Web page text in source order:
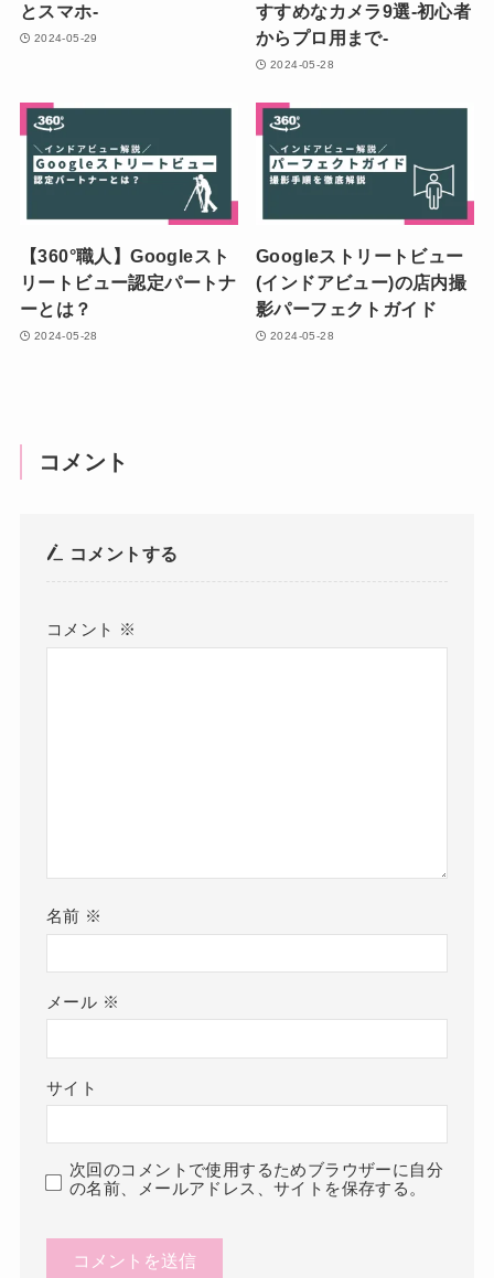
とスマホ-
2024-05-29
すすめなカメラ9選-初心者
からプロ用まで-
2024-05-28
【360°職人】Googleスト
リートビュー認定パートナ
ーとは？
2024-05-28
Googleストリートビュー
(インドアビュー)の店内撮
影パーフェクトガイド
2024-05-28
コメント
コメントする
コメント ※
名前 ※
メール ※
サイト
次回のコメントで使用するためブラウザーに自分
の名前、メールアドレス、サイトを保存する。